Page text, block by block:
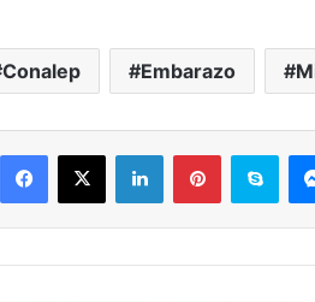
Conalep Embarazo